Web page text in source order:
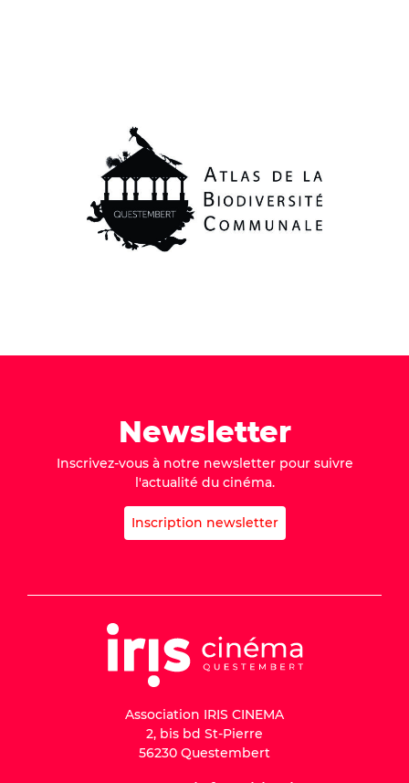
Newsletter
Inscrivez-vous à notre newsletter pour suivre
l'actualité du cinéma.
Inscription newsletter
Association IRIS CINEMA
2, bis bd St-Pierre
56230 Questembert